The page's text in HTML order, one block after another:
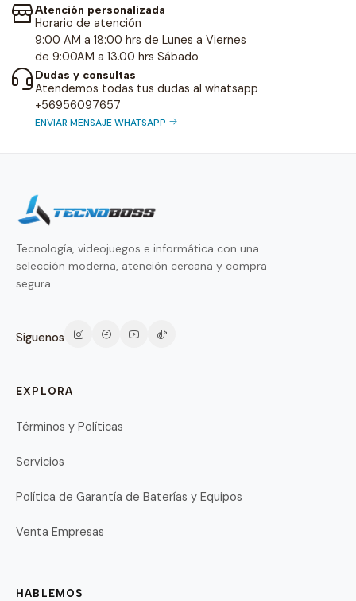
Atención personalizada
Horario de atención
9:00 AM a 18:00 hrs de Lunes a Viernes
de 9:00AM a 13.00 hrs Sábado
Dudas y consultas
Atendemos todas tus dudas al whatsapp
+56956097657
ENVIAR MENSAJE WHATSAPP
Tecnología, videojuegos e informática con una
selección moderna, atención cercana y compra
segura.
Síguenos
EXPLORA
Términos y Políticas
Servicios
Política de Garantía de Baterías y Equipos
Venta Empresas
HABLEMOS